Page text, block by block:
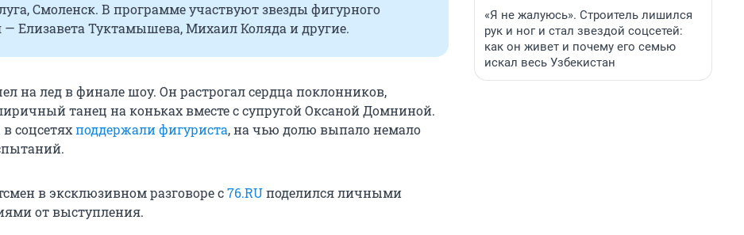
Смоленск. В программе участвуют звезды фигурного
— Елизавета Туктамышева, Михаил Коляда и другие.
на лед в финале шоу. Он растрогал сердца поклонников,
танец на коньках вместе с супругой Оксаной Домниной.
соцсетяхподдержали фигуриста, на чью долю выпало немало
в эксклюзивном разговоре с76.RUподелился личными
от выступления.
«Я не жалуюсь». Строитель лишился
рук и ног и стал звездой соцсетей:
как он живет и почему его семью
искал весь Узбекистан